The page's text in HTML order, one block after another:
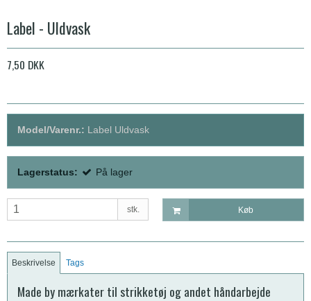
Label - Uldvask
7,50 DKK
Model/Varenr.: Label Uldvask
Lagerstatus: På lager
stk. Køb
Beskrivelse Tags
Made by mærkater til strikketøj og andet håndarbejde